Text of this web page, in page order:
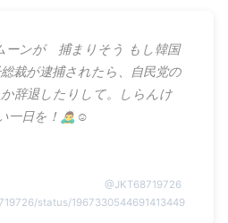
ンが 捕まりそう もし韓国
裁が逮捕されたら、自民党の
辞退したりして。しらんけ
一日を！🙇‍♂️☺️
@JKT68719726
status/1967330544691413449